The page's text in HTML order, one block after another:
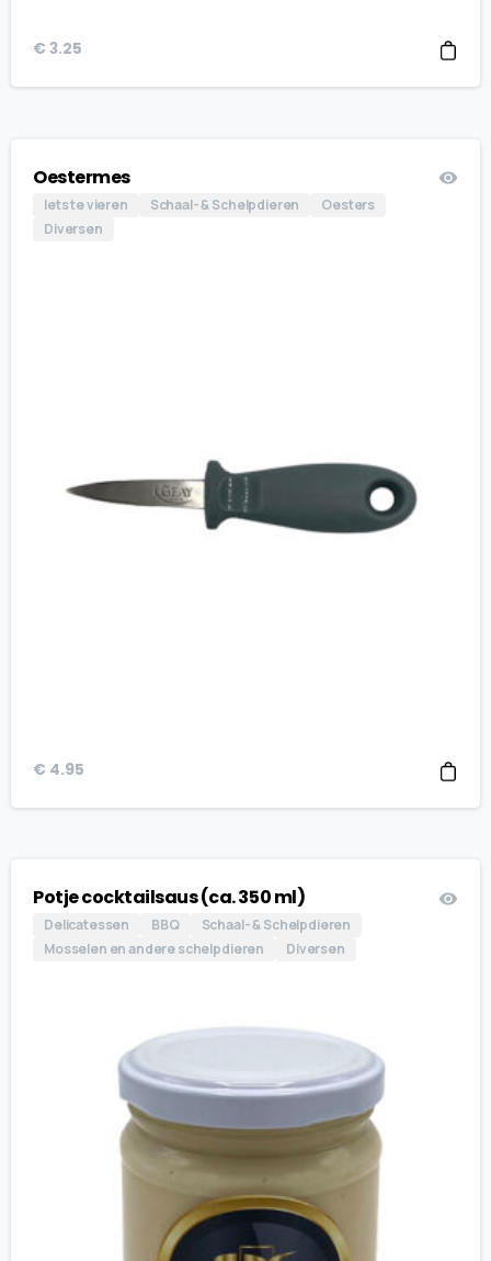
€ 3.25
Oestermes
Iets te vieren Schaal- & Schelpdieren
Oesters
Diversen
€ 4.95
Potje cocktailsaus (ca. 350 ml)
Delicatessen BBQ
Schaal- & Schelpdieren
Mosselen en andere schelpdieren
Diversen